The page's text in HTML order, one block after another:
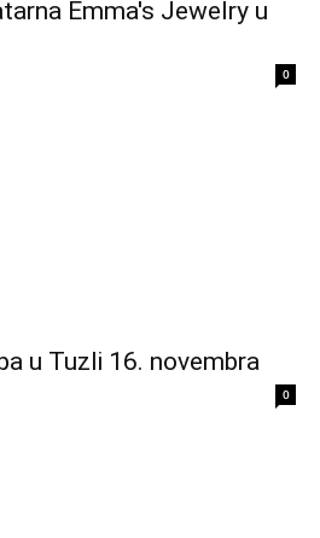
Emma's Jewelry u
0
u Tuzli 16. novembra
0